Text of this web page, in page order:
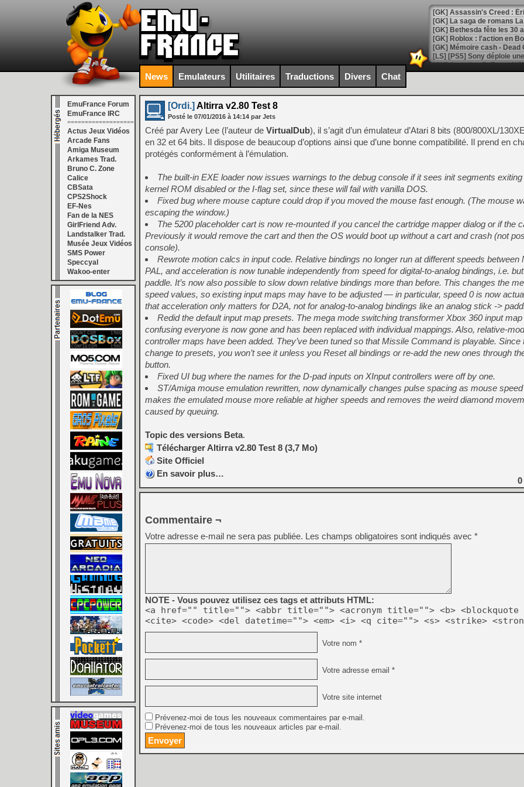
[GK] Bethesda fête les 30
[GK] Roblox : l'action en
[GK] Agenda - GeForce
[GK] Devolver Digital en a
[LS] [PS5] ps5-y2jb-
[GK] Pourquoi Marvel
[GK] Test : Restory : Chill
[GK] GTA 6 : Rockstar
[GK] Hot Wheels Infinite
[GK] Mémoire cash -
[GK] Résultats Nintendo :
[GK] Déjà des
[GK] Minecraft et ses «
[GK] Beast of
[GK] Ubisoft : fin de partie
[GK] Mémoire cash -
[GK] Dan Houser (GTA)
[GK] Comment EA Sports
[GK] Crimson Moon : un
[GK] Isle of Reveries : le
[GK] Moonlighter 2 : The
[GK] Capcom relance
[GK] Le beat'em up The
[GK] Endless Legend 2 :
[LS] [PS5] Le WebKit
[GK] Oubliez Crazy Taxi,
[LS] [Switch] NSZ 5.0.0
News Emulateurs Utilitaires Traductions Divers Chat
EmuFrance Forum
EmuFrance IRC
===================
Actus Jeux Vidéos
Arcade Fans
Amiga Museum
Arkames Trad.
Bruno C. Zone
Calice
CBSata
CPS2Shock
EF-Nes
Fan de la NES
GirlFriend Adv.
Landstalker Trad.
Musée Jeux Vidéos
SMS Power
Speccyal
Wakoo-enter
[Ordi.] Altirra v2.80 Test 8
Posté le 07/01/2016 à 14:14 par Jets
Créé par Avery Lee (l’auteur de VirtualDub), il s’agit d’un émulateur d’Atari 8 bits (800/800XL/
en 32 et 64 bits. Il dispose de beaucoup d’options ainsi que d’une bonne compatibilité. Il prend en
protégés conformément à l’émulation.
The built-in EXE loader now issues warnings to the debug console if it sees init segments
kernel ROM disabled or the I-flag set, since these will fail with vanilla DOS.
Fixed bug where mouse capture could drop if you moved the mouse fast enough. (The mouse
escaping the window.)
The 5200 placeholder cart is now re-mounted if you cancel the cartridge mapper dialog or if the
Previously it would remove the cart and then the OS would boot up without a cart and crash (not
console).
Rewrote motion calcs in input code. Relative bindings no longer run at different speeds between
PAL, and acceleration is now tunable independently from speed for digital-to-analog bindings, i.e.
paddle. It’s now also possible to slow down relative bindings more than before. This changes the
speed values, so existing input maps may have to be adjusted — in particular, speed 0 is now
that acceleration only matters for D2A, not for analog-to-analog bindings like an analog stick ->
Redid the default input map presets. The mega mode switching transformer Xbox 360 input
confusing everyone is now gone and has been replaced with individual mappings. Also, relative-
controller maps have been added. They’ve been tuned so that Missile Command is playable. Since
change to presets, you won’t see it unless you Reset all bindings or re-add the new ones through
button.
Fixed UI bug where the names for the D-pad inputs on XInput controllers were off by one.
ST/Amiga mouse emulation rewritten, now dynamically changes pulse spacing as mouse
makes the emulated mouse more reliable at higher speeds and removes the weird diamond
caused by queuing.
Topic des versions Beta.
Télécharger Altirra v2.80 Test 8 (3,7 Mo)
Site Officiel
En savoir plus…
0
Commentaire ¬
Votre adresse e-mail ne sera pas publiée. Les champs obligatoires sont indiqués avec *
NOTE - Vous pouvez utilisez ces tags et attributs HTML:
<a href="" title=""> <abbr title=""> <acronym title=""> <b> <blockquote
<cite> <code> <del datetime=""> <em> <i> <q cite=""> <s> <strike>
Votre nom *
Votre adresse email *
Votre site internet
Prévenez-moi de tous les nouveaux commentaires par e-mail.
Prévenez-moi de tous les nouveaux articles par e-mail.